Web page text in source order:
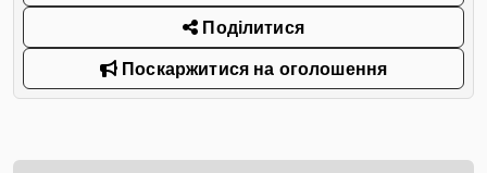
Поділитися
Поскаржитися на оголошення